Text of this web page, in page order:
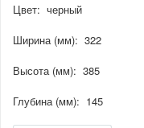
Цвет: черный
Ширина (мм): 322
Высота (мм): 385
Глубина (мм): 145